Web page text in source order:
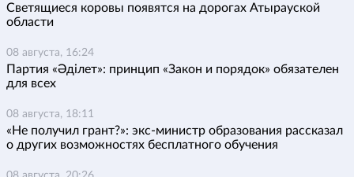
Светящиеся коровы появятся на дорогах Атырауской
области
08 августа, 16:24
Партия «Әділет»: принцип «Закон и порядок» обязателен
для всех
08 августа, 18:11
«Не получил грант?»: экс-министр образования рассказал
о других возможностях бесплатного обучения